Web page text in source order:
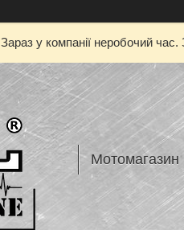
Зараз у компанії неробочий
Мотомагазин